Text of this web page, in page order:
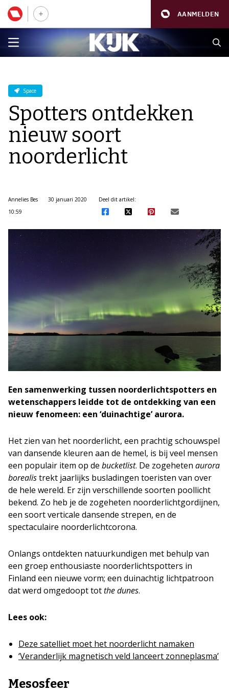
AANMELDEN
Space
Spotters ontdekken
nieuw soort
noorderlicht
Annelies Bes
30 januari 2020
10:59
Deel dit artikel:
Een samenwerking tussen noorderlichtspotters en
wetenschappers leidde tot de ontdekking van een
nieuw fenomeen: een ‘duinachtige’ aurora.
Het zien van het noorderlicht, een prachtig schouwspel
van dansende kleuren aan de hemel, is bij veel mensen
een populair item op de bucketlist. De zogeheten aurora
borealistrekt jaarlijks busladingen toeristen van over
de hele wereld. Er zijn verschillende soorten poollicht
bekend. Zo heb je de zogeheten noorderlichtgordijnen,
een soort verticale dansende strepen, en de
spectaculaire noorderlichtcorona.
Onlangs ontdekten natuurkundigen met behulp van
een groep enthousiaste noorderlichtspotters in
Finland een nieuwe vorm; een duinachtig lichtpatroon
dat werd omgedoopt totthe dunes.
Lees ook:
Deze satelliet moet het noorderlicht namaken
‘Veranderlijk magnetisch veld lanceert zonneplasma’
Mesosfeer